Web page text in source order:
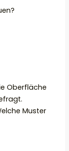
Oberfläche
Muster